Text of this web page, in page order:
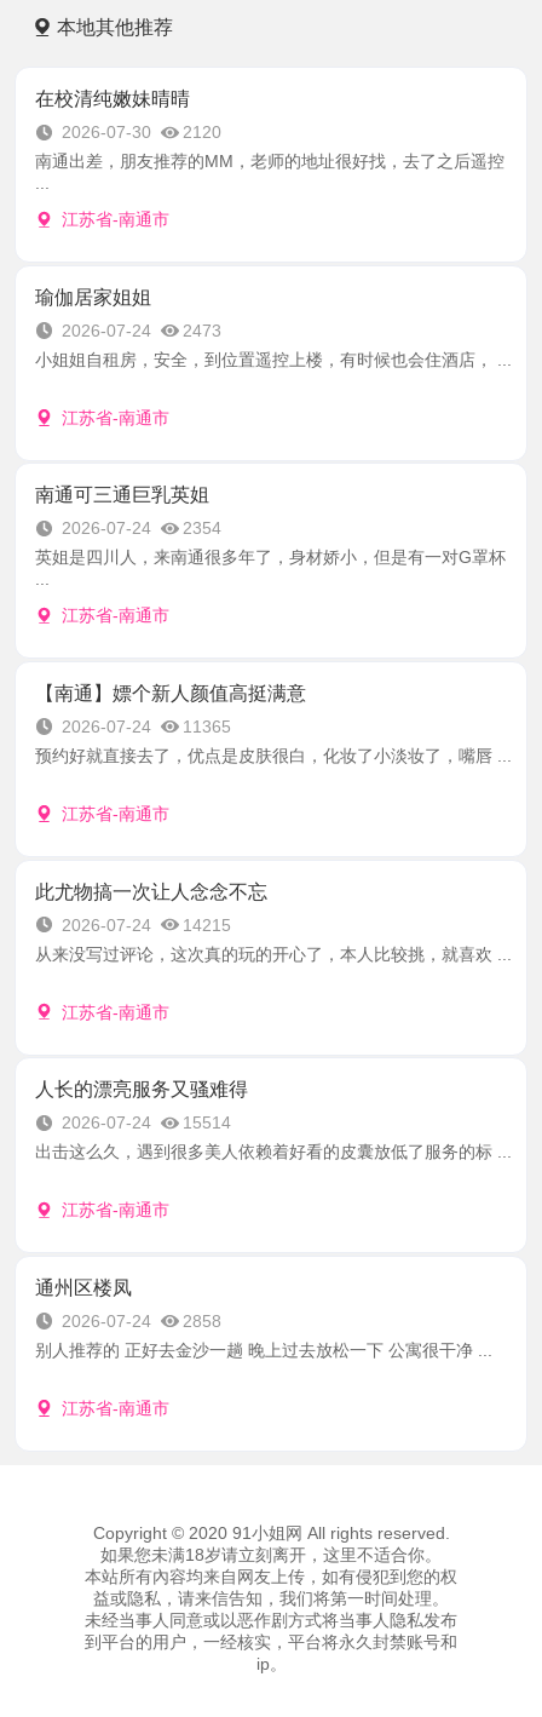
本地其他推荐
在校清纯嫩妹晴晴
2026-07-30
2120
南通出差，朋友推荐的MM，老师的地址很好找，去了之后遥控
...
江苏省-南通市
瑜伽居家姐姐
2026-07-24
2473
小姐姐自租房，安全，到位置遥控上楼，有时候也会住酒店， ...
江苏省-南通市
南通可三通巨乳英姐
2026-07-24
2354
英姐是四川人，来南通很多年了，身材娇小，但是有一对G罩杯
...
江苏省-南通市
【南通】嫖个新人颜值高挺满意
2026-07-24
11365
预约好就直接去了，优点是皮肤很白，化妆了小淡妆了，嘴唇 ...
江苏省-南通市
此尤物搞一次让人念念不忘
2026-07-24
14215
从来没写过评论，这次真的玩的开心了，本人比较挑，就喜欢 ...
江苏省-南通市
人长的漂亮服务又骚难得
2026-07-24
15514
出击这么久，遇到很多美人依赖着好看的皮囊放低了服务的标 ...
江苏省-南通市
通州区楼凤
2026-07-24
2858
别人推荐的 正好去金沙一趟 晚上过去放松一下 公寓很干净 ...
江苏省-南通市
Copyright © 2020 91小姐网 All rights reserved.
如果您未满18岁请立刻离开，这里不适合你。
本站所有內容均来自网友上传，如有侵犯到您的权
益或隐私，请来信告知，我们将第一时间处理。
未经当事人同意或以恶作剧方式将当事人隐私发布
到平台的用户，一经核实，平台将永久封禁账号和
ip。